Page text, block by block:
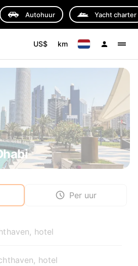
Autohuur Yacht charter
US$ km
Per uur
hotel
hotel